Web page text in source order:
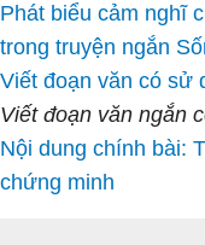
Phát biểu cảm nghĩ
trong truyện ngắn
Viết đoạn văn có sử
Viết đoạn văn ngắn
Nội dung chính bài:
chứng minh